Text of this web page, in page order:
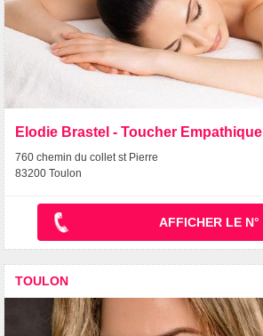
Elodie Brastel - Toucher Empathique
760 chemin du collet st Pierre
83200 Toulon
AFFICHER LE N°
TOULON